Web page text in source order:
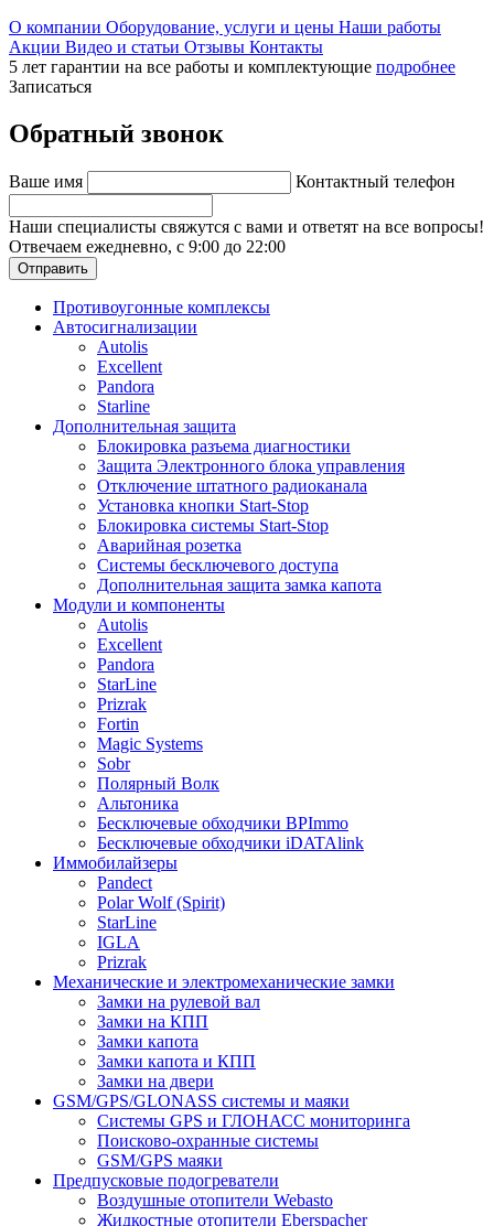
О компании Оборудование, услуги и цены Наши работы
Акции Видео и статьи Отзывы Контакты
5 лет гарантии на все работы и комплектующие подробнее
Записаться
Обратный звонок
Ваше имя Контактный телефон
Наши специалисты свяжутся с вами и ответят на все вопросы!
Отвечаем ежедневно, с 9:00 до 22:00
Отправить
Противоугонные комплексы
Автосигнализации
Autolis
Excellent
Pandora
Starline
Дополнительная защита
Блокировка разъема диагностики
Защита Электронного блока управления
Отключение штатного радиоканала
Установка кнопки Start-Stop
Блокировка системы Start-Stop
Аварийная розетка
Системы бесключевого доступа
Дополнительная защита замка капота
Модули и компоненты
Autolis
Excellent
Pandora
StarLine
Prizrak
Fortin
Magic Systems
Sobr
Полярный Волк
Альтоника
Бесключевые обходчики BPImmo
Бесключевые обходчики iDATAlink
Иммобилайзеры
Pandect
Polar Wolf (Spirit)
StarLine
IGLA
Prizrak
Механические и электромеханические замки
Замки на рулевой вал
Замки на КПП
Замки капота
Замки капота и КПП
Замки на двери
GSM/GPS/GLONASS системы и маяки
Системы GPS и ГЛОНАСС мониторинга
Поисково-охранные системы
GSM/GPS маяки
Предпусковые подогреватели
Воздушные отопители Webasto
Жидкостные отопители Eberspacher